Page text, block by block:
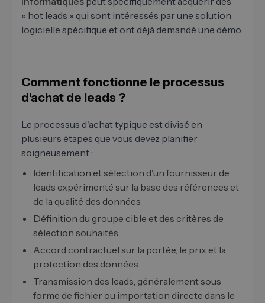
« hot leads » qui sont intéressés par une solution
logicielle spécifique et ont déjà demandé une démo.
Comment fonctionne le processus
d'achat de leads ?
Le processus d'achat typique est divisé en
plusieurs étapes que vous devez planifier
soigneusement :
Identification et sélection d'un fournisseur de
leads expérimenté sur la base des références et
de la qualité des données
Définition du groupe cible et des critères de
sélection souhaités
Accord contractuel sur la portée, le prix et la
protection des données
Transmission des leads, généralement sous
forme de fichier ou importation directe dans le